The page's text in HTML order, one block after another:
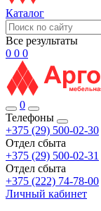
Каталог
Все результаты
0 0 0
0
Телефоны
+375 (29) 500-02-30
Отдел сбыта
+375 (29) 500-02-31
Отдел сбыта
+375 (222) 74-78-00
Личный кабинет